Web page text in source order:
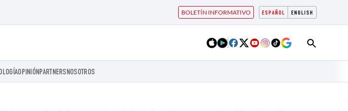
ESPAÑOL ENGLISH
BOLETÍN INFORMATIVO
OPINIÓNPARTNERSNOSOTROS